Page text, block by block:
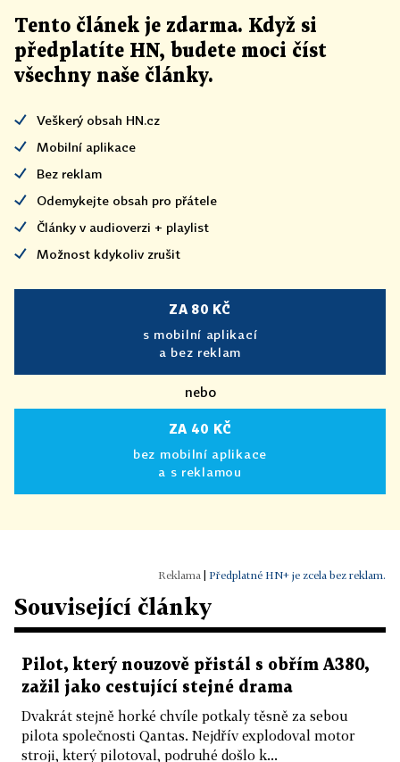
Tento článek je zdarma. Když si
předplatíte HN, budete moci číst
všechny naše články.
Veškerý obsah HN.cz
Mobilní aplikace
Bez reklam
Odemykejte obsah pro přátele
Články v audioverzi + playlist
Možnost kdykoliv zrušit
ZA 80 KČ
s mobilní aplikací
a bez reklam
nebo
ZA 40 KČ
bez mobilní aplikace
a s reklamou
Předplatné HN+ je zcela bez reklam.
Související články
Pilot, který nouzově přistál s obřím A380,
zažil jako cestující stejné drama
Dvakrát stejně horké chvíle potkaly těsně za sebou
pilota společnosti Qantas. Nejdřív explodoval motor
stroji, který pilotoval, podruhé došlo k...